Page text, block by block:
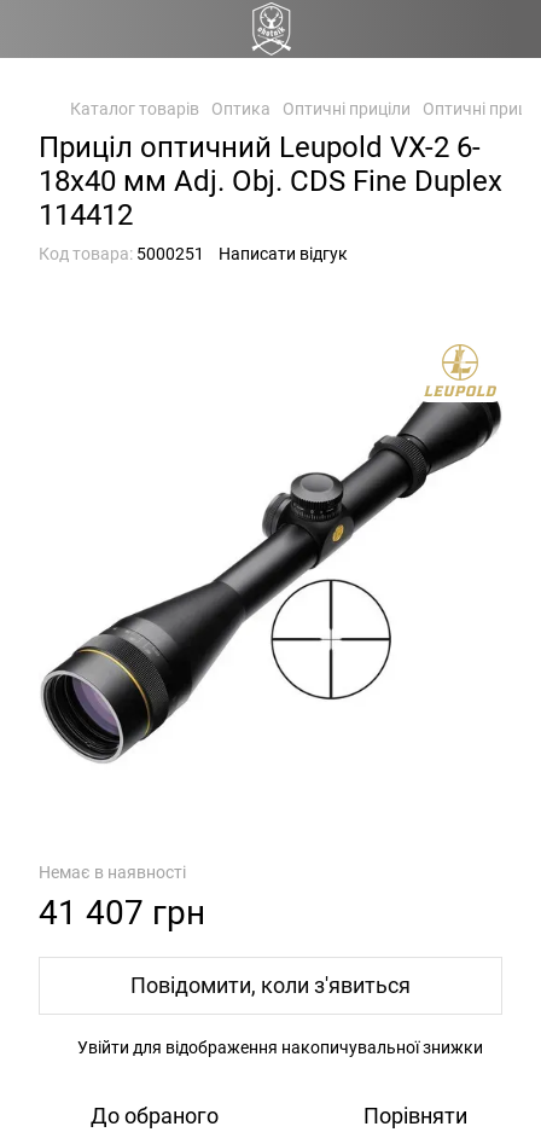
Каталог товарів Оптика Оптичні приціли Оптичні
Приціл оптичний Leupold VX-2 6-
18х40 мм Adj. Obj. CDS Fine Duplex
114412
Код товара: 5000251 Написати відгук
Немає в наявності
41 407 грн
Повідомити, коли з'явиться
Увійти для відображення накопичувальної знижки
До обраного Порівняти